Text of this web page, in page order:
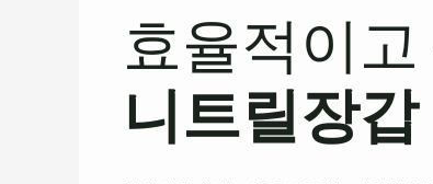
효율적이
니트릴장